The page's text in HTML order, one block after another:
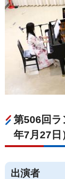
第506回
年7月27日
出演者